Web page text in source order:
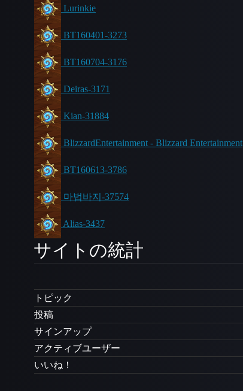
Lurinkie
BT160401-3273
BT160704-3176
Deiras-3171
Kian-31884
BlizzardEntertainment - Blizzard Entertainment
BT160613-3786
마법바지-37574
Alias-3437
サイトの統計
トピック
投稿
サインアップ
アクティブユーザー
いいね！